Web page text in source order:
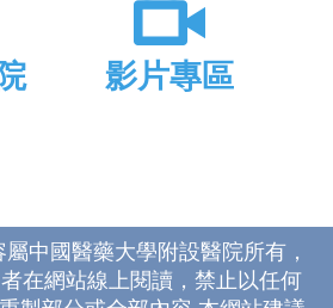
影片專區
中國醫藥大學附設醫院所有，
在網站線上閱讀，禁止以任何